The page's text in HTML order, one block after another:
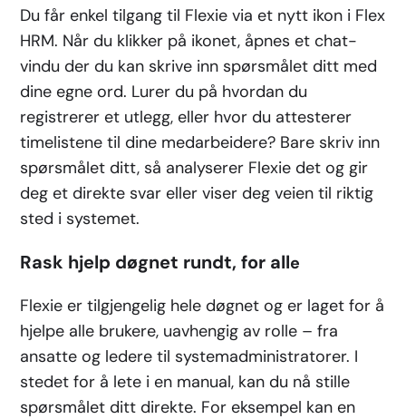
Du får enkel tilgang til Flexie via et nytt ikon i Flex
HRM. Når du klikker på ikonet, åpnes et chat-
vindu der du kan skrive inn spørsmålet ditt med
dine egne ord. Lurer du på hvordan du
registrerer et utlegg, eller hvor du attesterer
timelistene til dine medarbeidere? Bare skriv inn
spørsmålet ditt, så analyserer Flexie det og gir
deg et direkte svar eller viser deg veien til riktig
sted i systemet.
Rask hjelp døgnet rundt, for alle
Flexie er tilgjengelig hele døgnet og er laget for å
hjelpe alle brukere, uavhengig av rolle – fra
ansatte og ledere til systemadministratorer. I
stedet for å lete i en manual, kan du nå stille
spørsmålet ditt direkte. For eksempel kan en